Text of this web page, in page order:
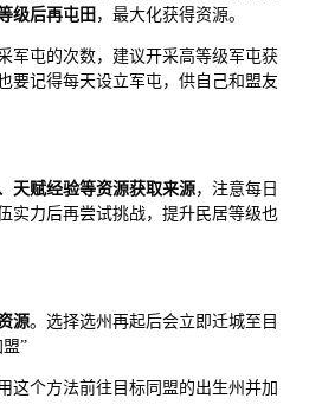
级后再屯田 ，最大化获得资源。
屯的次数，建议开采高等级军屯获
要记得每天设立军屯，供自己和盟友
天赋经验等资源获取来源，注意每日
实力后再尝试挑战，提升民居等级也
源。选择选州再起后会立即迁城至目
”
个方法前往目标同盟的出生州并加